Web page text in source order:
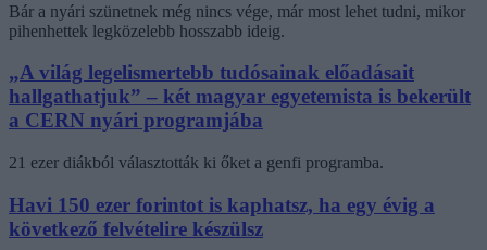
Bár a nyári szünetnek még nincs vége, már most lehet tudni, mikor
pihenhettek legközelebb hosszabb ideig.
„A világ legelismertebb tudósainak előadásait
hallgathatjuk” – két magyar egyetemista is bekerült
a CERN nyári programjába
21 ezer diákból választották ki őket a genfi programba.
Havi 150 ezer forintot is kaphatsz, ha egy évig a
következő felvételire készülsz